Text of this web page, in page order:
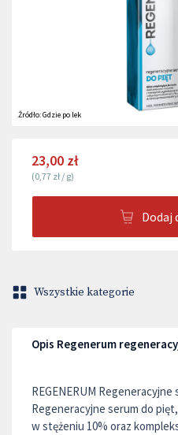
Źródło:Gdzie po lek
23,00 zł
(0,77 zł / g)
Dodaj
Wszystkie kategorie
Opis Regenerum
REGENERUM
Regeneracyjne serum do
w stężeniu 10% oraz